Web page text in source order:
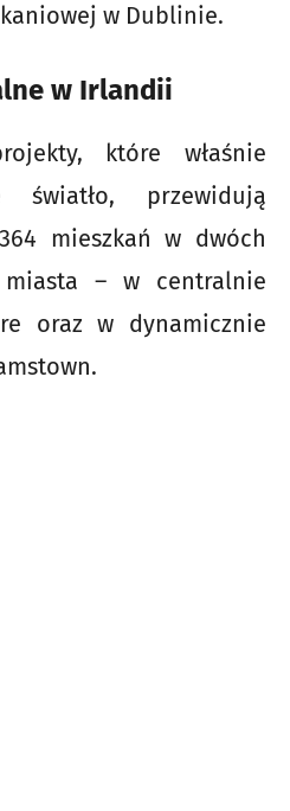
w Dublinie.
w Irlandii
które właśnie
światło, przewidują
mieszkań w dwóch
miasta – w centralnie
oraz w dynamicznie